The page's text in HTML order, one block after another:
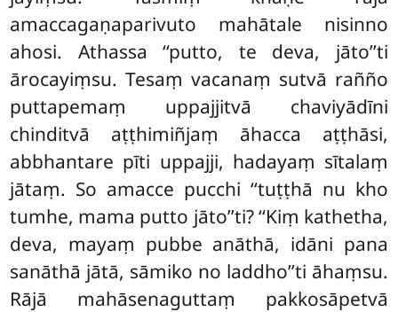
amaccagaṇaparivuto mahātale nisinno
ahosi. Athassa‘‘putto, te deva, jāto’’ti
ārocayiṃsu. Tesaṃ vacanaṃ sutvā rañño
puttapemaṃ uppajjitvā chaviyādīni
chinditvā aṭṭhimiñjaṃ āhacca aṭṭhāsi,
abbhantare pīti uppajji, hadayaṃ sītalaṃ
jātaṃ. So amacce pucchi ‘‘tuṭṭhā nu kho
tumhe, mama putto jāto’’ti? ‘‘Kiṃ kathetha,
deva, mayaṃ pubbe anāthā, idāni pana
sanāthā jātā, sāmiko no laddho’’ti āhaṃsu.
Rājā mahāsenaguttaṃ pakkosāpetvā